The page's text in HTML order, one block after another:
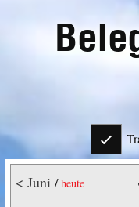
< Juni/heute